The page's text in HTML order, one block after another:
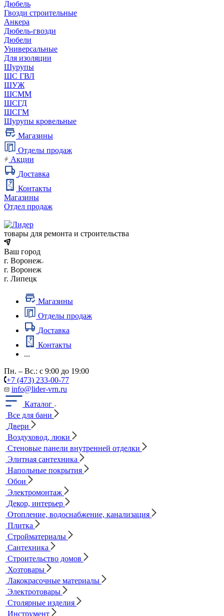
Дюбель
Гвозди строительные
Анкера
Дюбель-гвозди
Дюбели
Универсальные
Для изоляции
Шурупы
ШС ГВЛ
ШУЖ
ШСММ
ШСГД
ШСГМ
Шурупы кровельные
Магазины
Отделы продаж
Акции
Доставка
Контакты
Магазины
Отдел продаж
товары для ремонта и строительства
Ваш город
г. Воронеж
г. Воронеж
г. Липецк
Магазины
Отделы продаж
Доставка
Контакты
...
Пн. – Вс.: с 9:00 до 19:00
+7 (473) 233-00-77
info@lider-vrn.ru
Каталог
Все для бани
Двери
Воздуховод, люки
Стеновые панели внутренней отделки
Элитная сантехника
Напольные покрытия
Обои
Электромонтаж
Декор, интерьер
Отопление, водоснабжение, канализация
Плитка
Стройматериалы
Сантехника
Строительство домов
Хозтовары
Лакокрасочные материалы
Электротовары
Столярные изделия
Инструмент